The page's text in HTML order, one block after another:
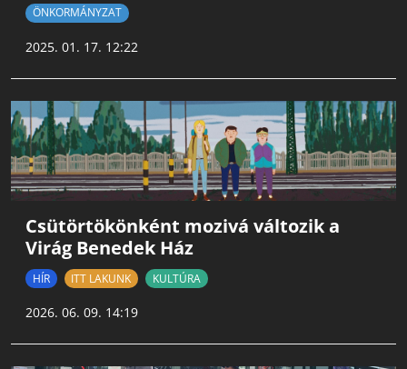
ÖNKORMÁNYZAT
2025. 01. 17. 12:22
Csütörtökönként mozivá változik a
Virág Benedek Ház
HÍR ITT LAKUNK KULTÚRA
2026. 06. 09. 14:19